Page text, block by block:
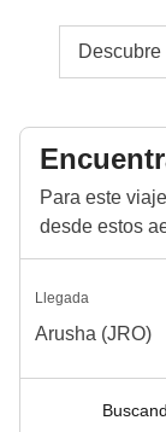
Para este
desde estos
Llegada
Arusha (JRO)